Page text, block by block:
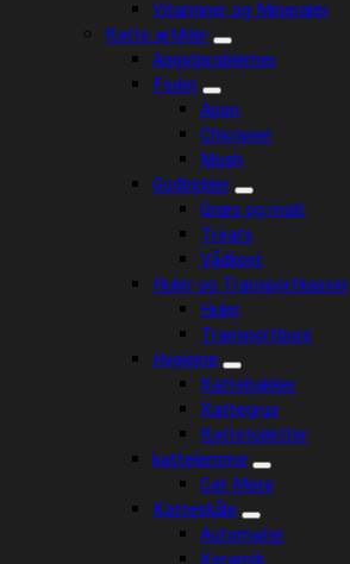
Vitaminer og Mineraler
Katte artikler
Angstproblemer
Foder
Arion
Chicopee
Mush
Godbidder
Græs og malt
Treats
Vådkost
Huler og Transportkasser
Huler
Transportbure
Hygiejne
Kattebakker
Kattegrus
Kattetoiletter
kattelemme
Cat Mate
Katteskåle
Automater